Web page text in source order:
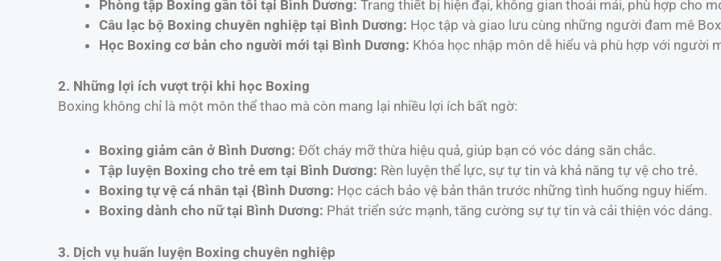
Phòng tập Boxing gần tôi tại Bình Dương: Trang thiết bị hiện đại, không gian thoải mái, phù hợp cho
Câu lạc bộ Boxing chuyên nghiệp tại Bình Dương: Học tập và giao lưu cùng những người đam mê
Học Boxing cơ bản cho người mới tại Bình Dương: Khóa học nhập môn dễ hiểu và phù hợp với người
2. Những lợi ích vượt trội khi học Boxing
Boxing không chỉ là một môn thể thao mà còn mang lại nhiều lợi ích bất ngờ:
Boxing giảm cân ở Bình Dương: Đốt cháy mỡ thừa hiệu quả, giúp bạn có vóc dáng săn chắc.
Tập luyện Boxing cho trẻ em tại Bình Dương: Rèn luyện thể lực, sự tự tin và khả năng tự vệ cho trẻ.
Boxing tự vệ cá nhân tại {Bình Dương: Học cách bảo vệ bản thân trước những tình huống nguy hiểm.
Boxing dành cho nữ tại Bình Dương: Phát triển sức mạnh, tăng cường sự tự tin và cải thiện vóc dáng.
3. Dịch vụ huấn luyện Boxing chuyên nghiệp